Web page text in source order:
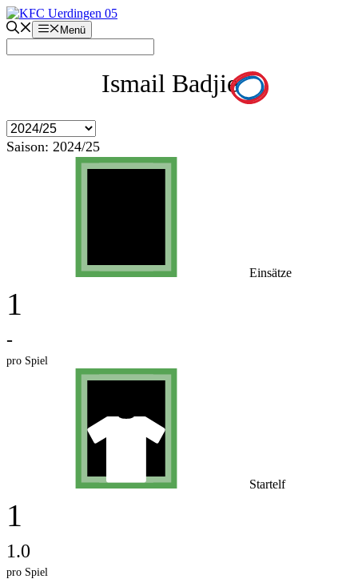
Zum
Inhalt
springen
Menü
Ismail Badjie
Saison: 2024/25
Einsätze
1
-
pro Spiel
Startelf
1
1.0
pro Spiel